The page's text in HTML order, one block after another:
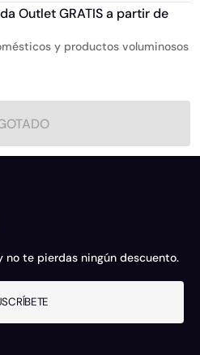
Outlet GRATIS a partir de
y productos voluminosos
no te pierdas ningún descuento.